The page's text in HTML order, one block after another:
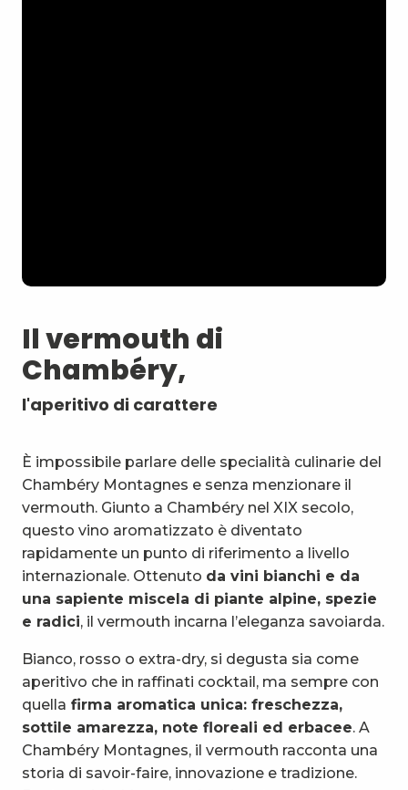
Il vermouth di
Chambéry,
l'aperitivo di carattere
È impossibile parlare delle specialità culinarie del
Chambéry Montagnes e senza menzionare il
vermouth. Giunto a Chambéry nel XIX secolo,
questo vino aromatizzato è diventato
rapidamente un punto di riferimento a livello
internazionale. Ottenuto da vini bianchi e da
una sapiente miscela di piante alpine, spezie
e radici, il vermouth incarna l’eleganza savoiarda.
Bianco, rosso o extra-dry, si degusta sia come
aperitivo che in raffinati cocktail, ma sempre con
quella firma aromatica unica: freschezza,
sottile amarezza, note floreali ed erbacee. A
Chambéry Montagnes, il vermouth racconta una
storia di savoir-faire, innovazione e tradizione.